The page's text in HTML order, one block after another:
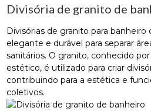
Divisória de granito de
Divisórias de granito para
elegante e durável para separar
sanitários. O granito, conhecido
estético, é utilizado para criar
contribuindo para a estética e
coletivos.